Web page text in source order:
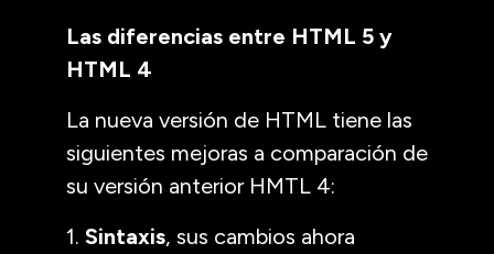
Las diferencias entre HTML 5 y
HTML 4
La nueva versión de HTML tiene las
siguientes mejoras a comparación de
su versión anterior HMTL 4:
1. Sintaxis, sus cambios ahora